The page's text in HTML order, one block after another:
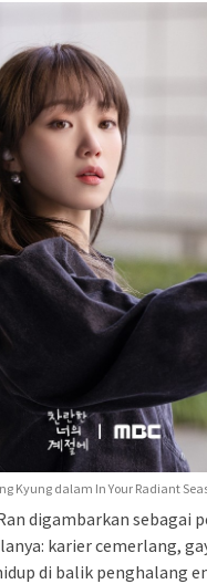
Kyung dalam In Your Radiant
digambarkan sebagai
karier cemerlang,
di balik penghalang